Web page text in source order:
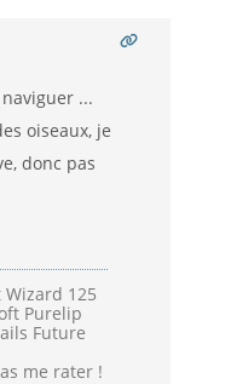
...
oiseaux, je
donc pas
Wizard 125
Purelip
Future
me rater !